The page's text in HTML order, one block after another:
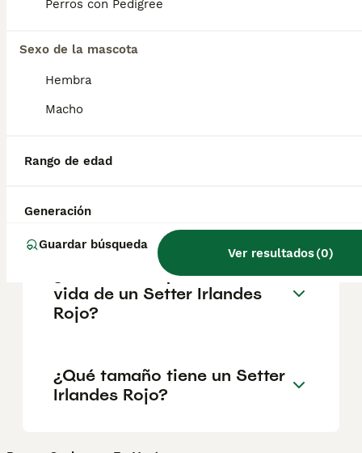
Perros con Pedigree
Sexo de la mascota
Hembra
Macho
Rango de edad
Generación
Guardar búsqueda
Ver resultados(0)
¿Cómo es el carácter de
Setter Irlandes Rojo?
Irlandes Rojo?
¿Cuál es la esperanza de
vida de un Setter Irlandes
Rojo?
¿Qué tamaño tiene un Setter
Irlandes Rojo?